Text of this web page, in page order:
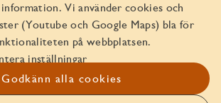
Vi använder cookies och
(Youtube och Google Maps) bla för
på webbplatsen.
inställningar
Godkänn alla cookies
556045-2103